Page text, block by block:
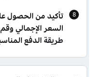
تأكيد من الحصول
السعر الإجمالي
طريقة الدفع